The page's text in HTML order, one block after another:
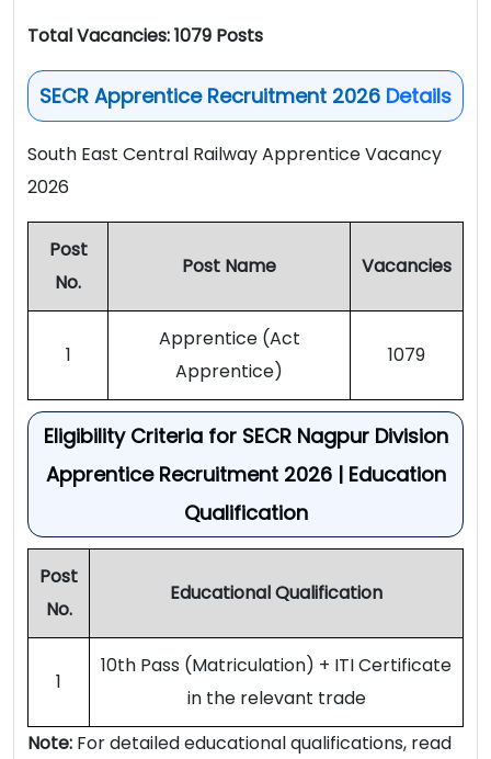
Total Vacancies: 1079 Posts
SECR Apprentice Recruitment 2026 Details
South East Central Railway Apprentice Vacancy
2026
Post
No.
Post Name Vacancies
1
Apprentice (Act
Apprentice)
1079
Eligibility Criteria for SECR Nagpur Division
Apprentice Recruitment 2026 | Education
Qualification
Post
No.
Educational Qualification
1
10th Pass (Matriculation) + ITI Certificate
in the relevant trade
Note: For detailed educational qualifications, read